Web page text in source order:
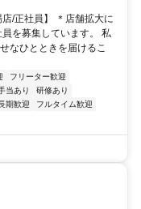
/正社員】 ＊店舗拡大に
を募集しています。 私
なひとときを届けるこ
フリーター歓迎
当あり
研修あり
期歓迎
フルタイム歓迎